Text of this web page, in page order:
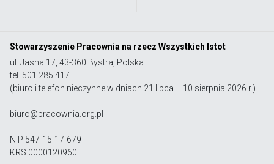
Stowarzyszenie Pracownia na rzecz Wszystkich Istot
ul. Jasna 17, 43-360 Bystra, Polska
tel. 501 285 417
(biuro i telefon nieczynne w dniach 21 lipca – 10 sierpnia 2026 r.)
biuro@pracownia.org.pl
NIP 547-15-17-679
KRS 0000120960